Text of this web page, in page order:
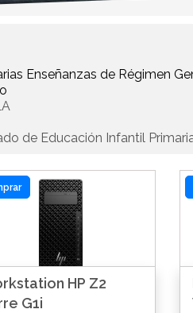
Enseñanzas de Régimen
de Educación Infantil
HP Z2
G1i